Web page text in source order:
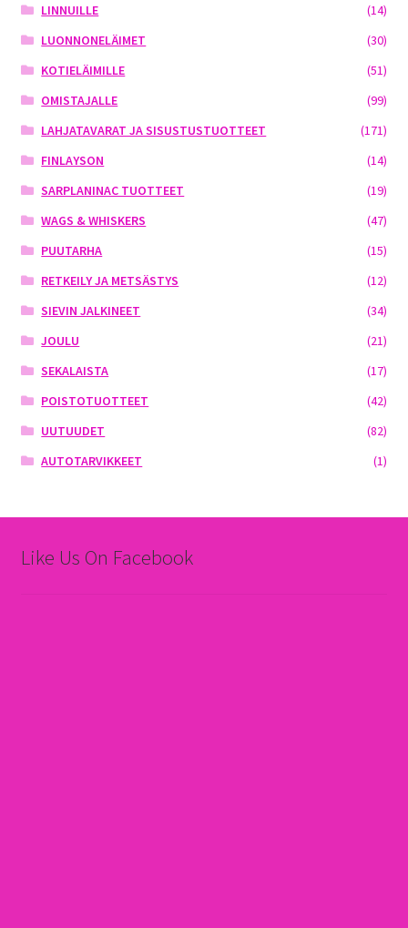
LINNUILLE
(14)
LUONNONELÄIMET
(30)
KOTIELÄIMILLE
(51)
OMISTAJALLE
(99)
LAHJATAVARAT JA SISUSTUSTUOTTEET
(171)
FINLAYSON
(14)
SARPLANINAC TUOTTEET
(19)
WAGS & WHISKERS
(47)
PUUTARHA
(15)
RETKEILY JA METSÄSTYS
(12)
SIEVIN JALKINEET
(34)
JOULU
(21)
SEKALAISTA
(17)
POISTOTUOTTEET
(42)
UUTUUDET
(82)
AUTOTARVIKKEET
(1)
Like Us On Facebook